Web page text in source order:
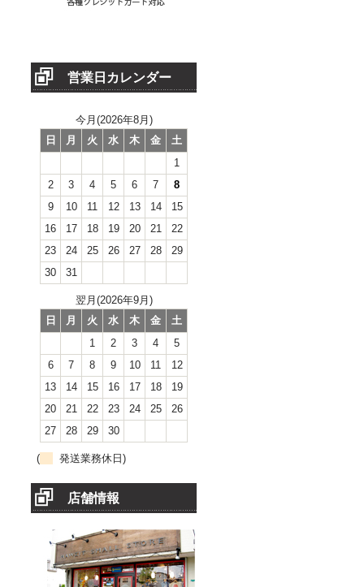
営業日カレンダー
今月(2026年8月)
日
月 火 水 木 金
土
1
2
3 4 5 6 7
8
9
10 11 12 13 14
15
16
17 18 19 20 21
22
23
24 25 26 27 28
29
30
31
翌月(2026年9月)
日
月 火 水 木 金
土
1
2 3 4
5
6
7 8 9 10 11
12
13
14 15 16 17 18
19
20
21 22 23 24 25
26
27
28 29 30
( 発送業務休日)
店舗情報